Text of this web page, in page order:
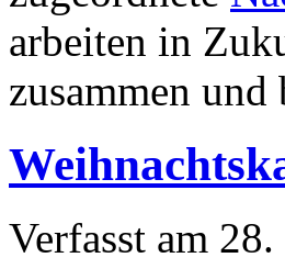
arbeiten in
zusammen und
Verfasst am 28.